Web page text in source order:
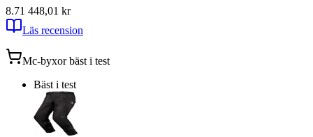
8.71 448,01 kr
Läs recension
Mc-byxorbäst i test
Bäst i test